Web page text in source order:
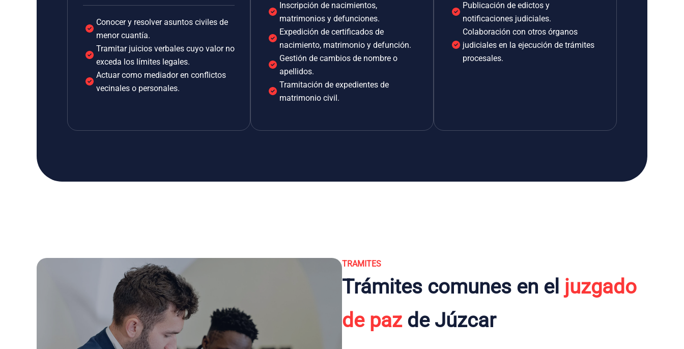
Conocer y resolver asuntos civiles de
menor cuantía.
Tramitar juicios verbales cuyo valor no
exceda los límites legales.
Actuar como mediador en conflictos
vecinales o personales.
Inscripción de nacimientos,
matrimonios y defunciones.
Expedición de certificados de
nacimiento, matrimonio y defunción.
Gestión de cambios de nombre o
apellidos.
Tramitación de expedientes de
matrimonio civil.
Publicación de edictos y
notificaciones judiciales.
Colaboración con otros órganos
judiciales en la ejecución de trámites
procesales.
TRAMITES
Trámites comunes en el juzgado
de pazde Júzcar